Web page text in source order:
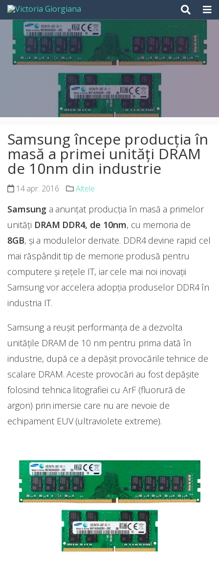
Skip
content
Samsung începe producția în
masă a primei unități DRAM
de 10nm din industrie
14 apr. 2016 Altele
Samsung a anunțat producția în masă a primelor
unități DRAM DDR4, de 10nm, cu memoria de
8GB, și a modulelor derivate. DDR4 devine rapid cel
mai răspândit tip de memorie produsă pentru
computere și rețele IT, iar cele mai noi inovații
Samsung vor accelera adopția produselor DDR4 în
industria IT.
Samsung a reuşit performanţa de a dezvolta
unitățile DRAM de 10 nm pentru prima dată în
industrie, după ce a depășit provocările tehnice de
scalare DRAM. Aceste provocări au fost depășite
folosind tehnica litografiei cu ArF (fluorură de
argon) prin imersie care nu are nevoie de
echipament EUV (ultraviolete extreme).